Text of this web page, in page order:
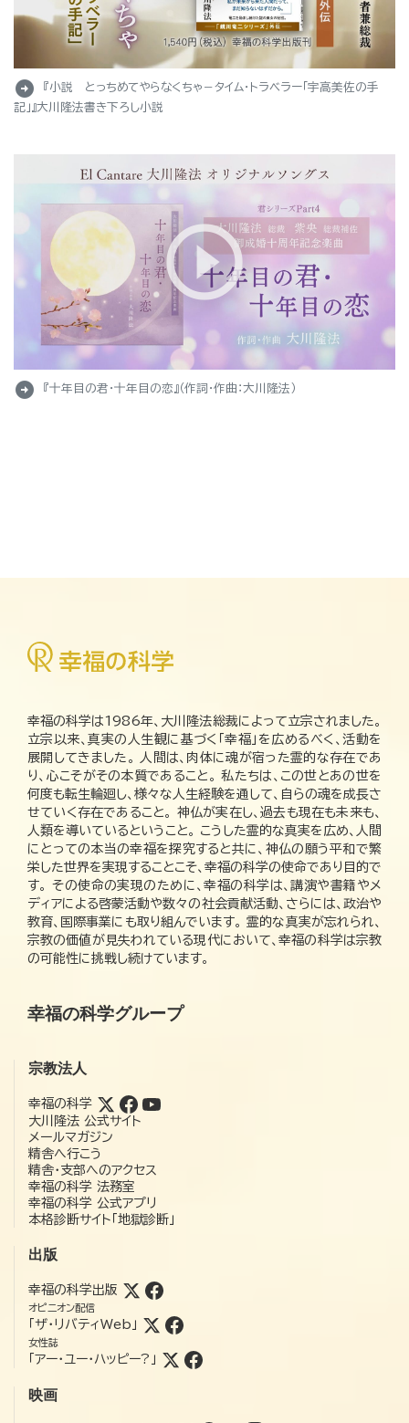
arrow_circle_right
『小説 とっちめてやらなくちゃ－タイム・トラベラー「宇高美佐の手
記」』大川隆法書き下ろし小説
arrow_circle_right 『十年目の君・十年目の恋』（作詞・作曲：大川隆法）
幸福の科学は1986年、大川隆法総裁によって立宗されました。
立宗以来、真実の人生観に基づく「幸福」を広めるべく、活動を
展開してきました。 人間は、肉体に魂が宿った霊的な存在であ
り、心こそがその本質であること。 私たちは、この世とあの世を
何度も転生輪廻し、様々な人生経験を通して、自らの魂を成長さ
せていく存在であること。 神仏が実在し、過去も現在も未来も、
人類を導いているということ。 こうした霊的な真実を広め、人間
にとっての本当の幸福を探究すると共に、神仏の願う平和で繁
栄した世界を実現することこそ、幸福の科学の使命であり目的で
す。 その使命の実現のために、幸福の科学は、講演や書籍やメ
ディアによる啓蒙活動や数々の社会貢献活動、さらには、政治や
教育、国際事業にも取り組んでいます。 霊的な真実が忘れられ、
宗教の価値が見失われている現代において、幸福の科学は宗教
の可能性に挑戦し続けています。
幸福の科学グループ
宗教法人
幸福の科学
大川隆法 公式サイト
メールマガジン
精舎へ行こう
精舎・支部へのアクセス
幸福の科学 法務室
幸福の科学 公式アプリ
本格診断サイト「地獄診断」
出版
幸福の科学出版
オピニオン配信
「ザ・リバティWeb」
女性誌
「アー・ユー・ハッピー?」
映画